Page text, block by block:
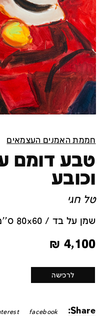
חממת האמנים העצמאים
טבע דומם
וכובע
טל חגי
שמן על בד / 80x60 ס''מ
4,100
₪
לרכישה
Share:
facebook